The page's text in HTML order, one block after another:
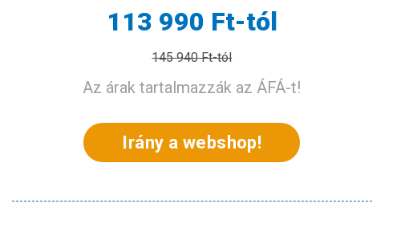
113 990 Ft-tól
145 940 Ft-tól
Az árak tartalmazzák az ÁFÁ-t!
Irány a webshop!